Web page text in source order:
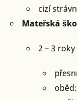
cizí
Mateřská
2 – 3 roky